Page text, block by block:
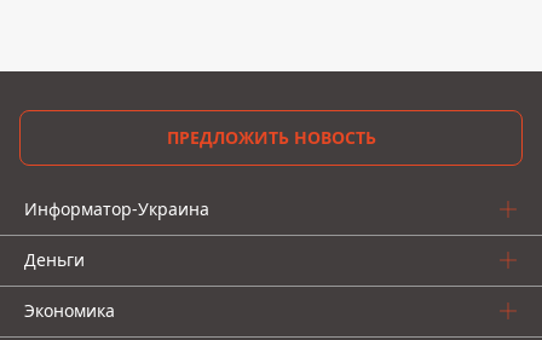
ПРЕДЛОЖИТЬ НОВОСТЬ
Информатор-Украина
Деньги
Экономика